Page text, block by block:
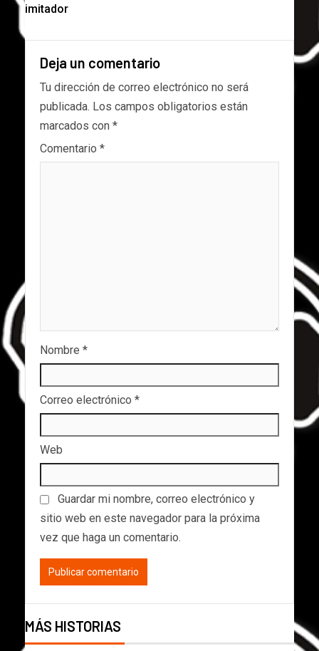
imitador
Deja un comentario
Tu dirección de correo electrónico no será
publicada. Los campos obligatorios están
marcados con *
Comentario *
Nombre *
Correo electrónico *
Web
Guardar mi nombre, correo electrónico y
sitio web en este navegador para la próxima
vez que haga un comentario.
MÁS HISTORIAS